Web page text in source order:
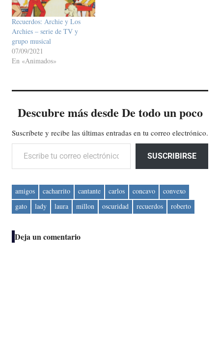
Recuerdos: Archie y Los
Archies – serie de TV y
grupo musical
07/09/2021
En «Animados»
Descubre más desde De todo un poco
Suscríbete y recibe las últimas entradas en tu correo electrónico.
Escribe tu correo electrónico…
SUSCRIBIRSE
amigos cacharrito cantante carlos concavo
convexo
gato
lady laura millon oscuridad recuerdos roberto
Deja un comentario